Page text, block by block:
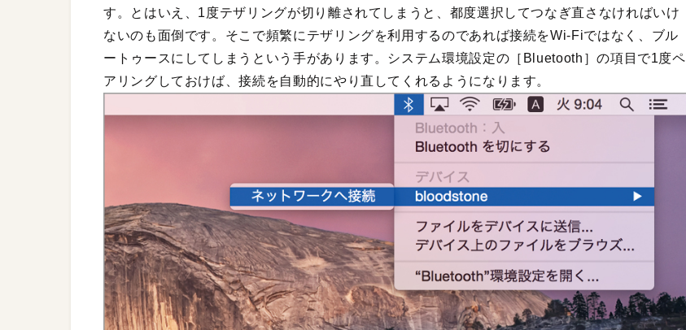
す。とはいえ、1度テザリングが切り離されてしまうと、都度選択してつなぎ直さなければいけ
ないのも面倒です。そこで頻繁にテザリングを利用するのであれば接続をWi-Fiではなく、ブル
ートゥースにしてしまうという手があります。システム環境設定の［Bluetooth］の項目で1度ペ
アリングしておけば、接続を自動的にやり直してくれるようになります。